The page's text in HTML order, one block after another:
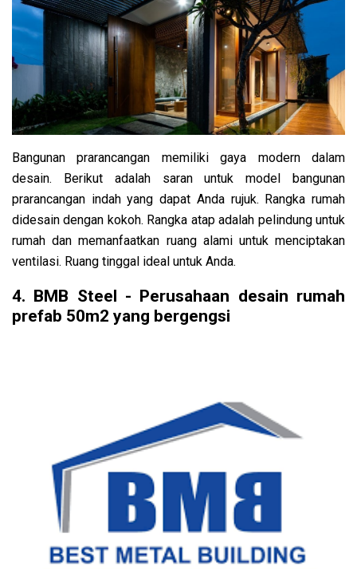
Bangunan prarancangan memiliki gaya modern dalam
desain. Berikut adalah saran untuk model bangunan
prarancangan indah yang dapat Anda rujuk. Rangka rumah
didesain dengan kokoh. Rangka atap adalah pelindung untuk
rumah dan memanfaatkan ruang alami untuk menciptakan
ventilasi. Ruang tinggal ideal untuk Anda.
4. BMB Steel - Perusahaan desain rumah
prefab 50m2 yang bergengsi